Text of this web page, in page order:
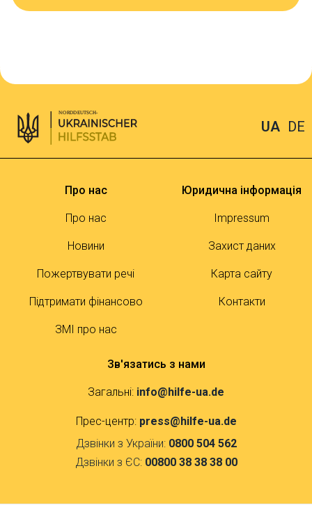
UA DE
Про нас
Про нас
Новини
Пожертвувати речі
Підтримати фінансово
ЗМІ про нас
Юридична інформація
Impressum
Захист даних
Карта сайту
Контакти
Зв'язатись з нами
Загальні: info@hilfe-ua.de
Прес-центр: press@hilfe-ua.de
Дзвінки з України: 0800 504 562
Дзвінки з ЄС: 00800 38 38 38 00